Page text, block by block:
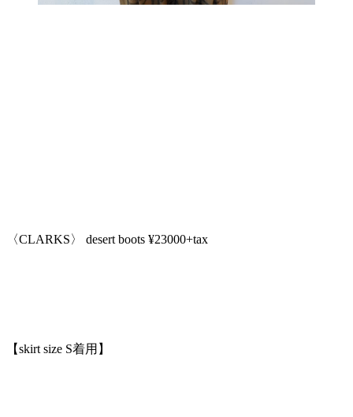
〈CLARKS〉 desert boots ¥23000+tax
【skirt size S着用】